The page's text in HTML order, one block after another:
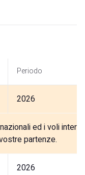
Periodo
2026
ed i voli
partenze.
2026